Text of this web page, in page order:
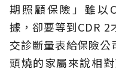
期照顧保險」雖以
據，卻要等到CDR
交診斷量表給保險
頭燒的家屬來說相對